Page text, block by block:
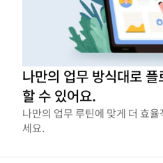
나만의 업무 방식대로 플
할 수 있어요.
나만의 업무 루틴에 맞게 더 효
세요.